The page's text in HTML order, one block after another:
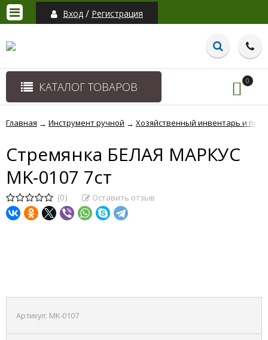
Вход / Регистрация
КАТАЛОГ ТОВАРОВ 0
Главная → Инструмент ручной → Хозяйственный инвентарь и
Стремянка БЕЛАЯ МАРКУС
MK-0107 7ст
(0) Оставить отзыв
Артикул: MK-0107